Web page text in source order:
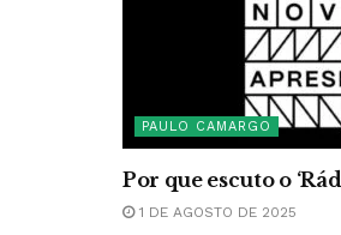
PAULO CAMARGO
Por que escuto o
1 DE AGOSTO DE 2025